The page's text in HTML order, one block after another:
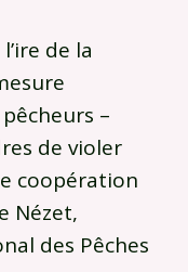
de la
–
de violer
coopération
Nézet,
des Pêches